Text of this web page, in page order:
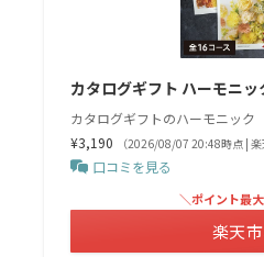
カタログギフト ハーモニ
カタログギフトのハーモニック
¥3,190
（2026/08/07 20:48時点 | 楽
口コミを見る
＼ポイント最
楽天